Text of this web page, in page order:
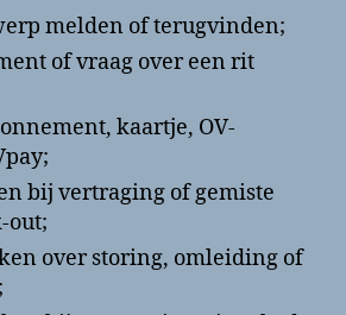
melden of terugvinden;
of vraag over een rit
kaartje, OV-
bij vertraging of gemiste
out;
over storing, omleiding of